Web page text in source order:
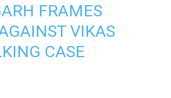
FRAMES
VIKAS
CASE